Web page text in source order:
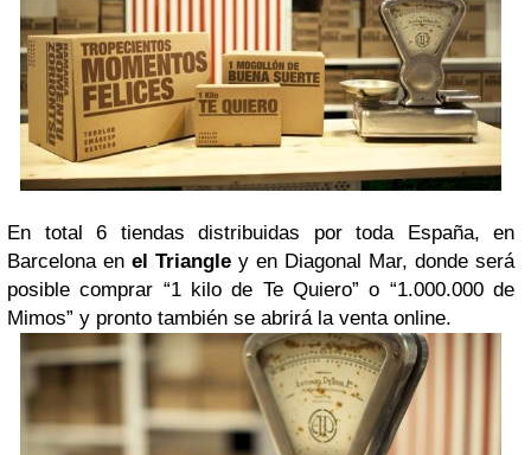
En total 6 tiendas distribuidas por toda España, en
Barcelona en el Triangle y en Diagonal Mar, donde será
posible comprar “1 kilo de Te Quiero” o “1.000.000 de
Mimos” y pronto también se abrirá la venta online.